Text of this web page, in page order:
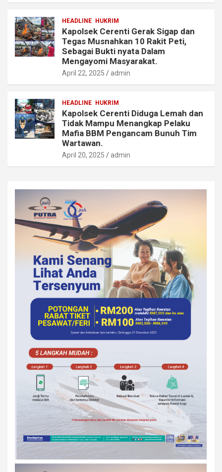
HEADLINE HUKRIM
Kapolsek Cerenti Gerak Sigap dan
Tegas Musnahkan 10 Rakit Peti,
Sebagai Bukti nyata Dalam
Mengayomi Masyarakat.
April 22, 2025 admin
HEADLINE HUKRIM
Kapolsek Cerenti Diduga Lemah dan
Tidak Mampu Menangkap Pelaku
Mafia BBM Pengancam Bunuh Tim
Wartawan.
April 20, 2025 admin